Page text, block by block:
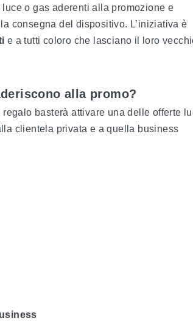
o gas aderenti alla promozione e
consegna del dispositivo. L’iniziativa è
e a tutti coloro che lasciano il loro
alla promo?
regalo basterà attivare una delle offerte
clientela privata e a quella business